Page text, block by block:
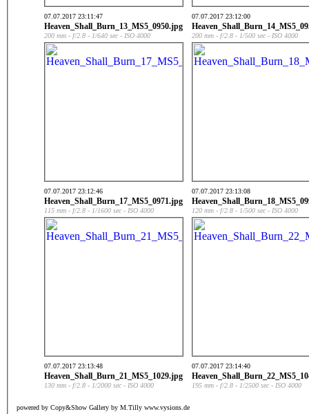
07.07.2017 23:11:47
Heaven_Shall_Burn_13_MS5_0950.jpg
200 mm - f/2.8 - 1/640 sec - ISO 4000
07.07.2017 23:12:00
200 mm - f/2.8 - 1/500 sec - ISO 4000
07.07.2017 23:12:46
Heaven_Shall_Burn_17_MS5_0971.jpg
115 mm - f/2.8 - 1/1600 sec - ISO 4000
07.07.2017 23:13:08
120 mm - f/2.8 - 1/500 sec - ISO 4000
07.07.2017 23:13:48
Heaven_Shall_Burn_21_MS5_1029.jpg
130 mm - f/2.8 - 1/2000 sec - ISO 4000
07.07.2017 23:14:40
195 mm - f/2.8 - 1/2500 sec - ISO 4000
powered by Copy&Show Gallery by M.Tilly www.vysions.de